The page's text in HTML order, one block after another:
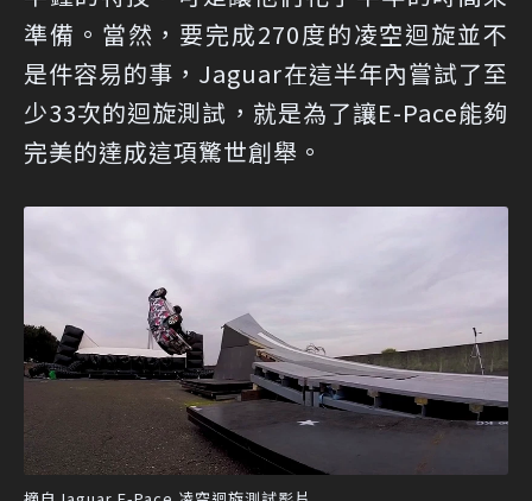
準備。當然，要完成270度的凌空迴旋並不
是件容易的事，Jaguar在這半年內嘗試了至
少33次的迴旋測試，就是為了讓E-Pace能夠
完美的達成這項驚世創舉。